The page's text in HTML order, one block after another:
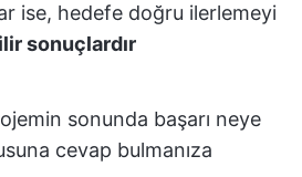
ise, hedefe doğru ilerlemeyi
sonuçlardır
sonunda başarı neye
cevap bulmanıza